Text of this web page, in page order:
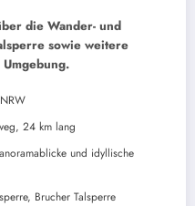
die Wander- und
sowie weitere
24 km lang
und idyllische
Brucher Talsperre